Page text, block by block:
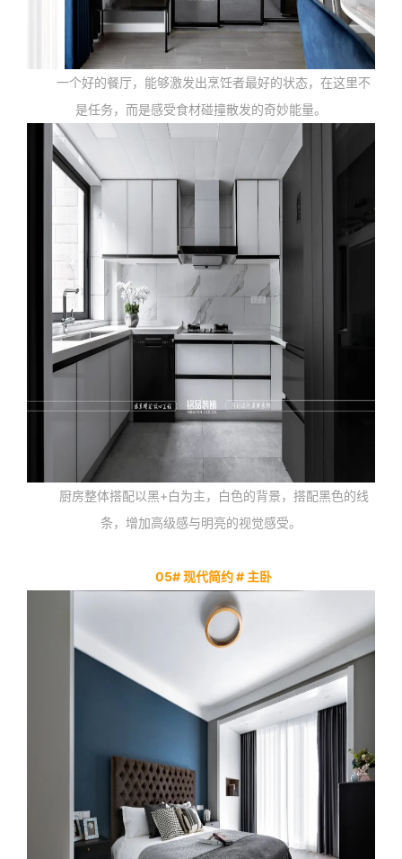
一个好的餐厅，能够激发出烹饪者最好的状态，在这里不
是任务，而是感受食材碰撞散发的奇妙能量。
厨房整体搭配以黑+白为主，白色的背景，搭配黑色的线
条，增加高级感与明亮的视觉感受。
05# 现代简约 # 主卧